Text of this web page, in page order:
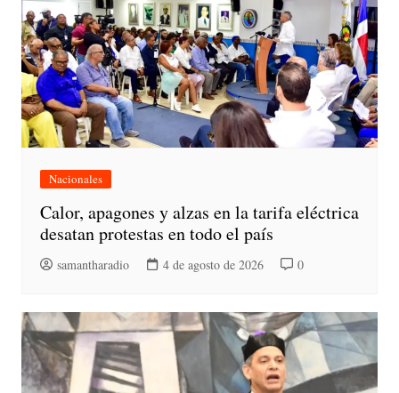
Nacionales
Calor, apagones y alzas en la tarifa eléctrica
desatan protestas en todo el país
samantharadio 4 de agosto de 2026 0